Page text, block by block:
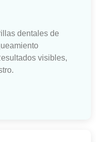
dentales de
visibles,